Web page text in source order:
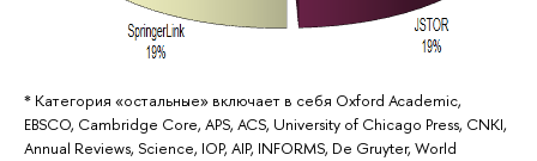
* Категория «остальные» включает в себя Oxford Academic,
EBSCO, Cambridge Core, APS, ACS, University of Chicago Press, CNKI,
Annual Reviews, Science, IOP, AIP, INFORMS, De Gruyter, World